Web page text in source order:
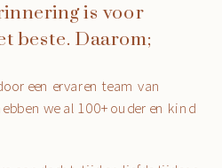
een ervaren team van
we al 100+ ouder en kind
is voor
beste. Daarom;